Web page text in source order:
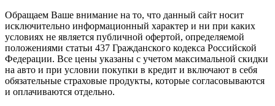
Обращаем Ваше внимание на то, что данный сайт носит
исключительно информационный характер и ни при каких
условиях не является публичной офертой, определяемой
положениями статьи 437 Гражданского кодекса Российской
Федерации. Все цены указаны с учетом максимальной скидки
на авто и при условии покупки в кредит и включают в себя
обязательные страховые продукты, которые согласовываются
и оплачиваются отдельно.